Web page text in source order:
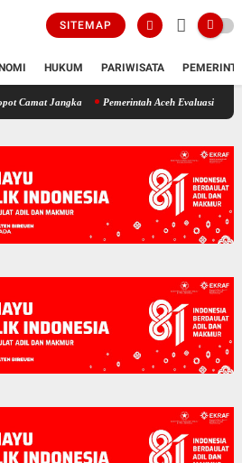
SITEMAP
HUKUM PARIWISATA
Bencana di Bireuen: Pimpinan DPRK Desak Bupati